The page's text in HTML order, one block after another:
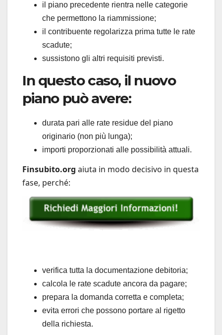
il piano precedente rientra nelle categorie
che permettono la riammissione;
il contribuente regolarizza prima tutte le rate
scadute;
sussistono gli altri requisiti previsti.
In questo caso, il nuovo
piano può avere:
durata pari alle rate residue del piano
originario (non più lunga);
importi proporzionati alle possibilità attuali.
Finsubito.org aiuta in modo decisivo in questa
fase, perché:
verifica tutta la documentazione debitoria;
calcola le rate scadute ancora da pagare;
prepara la domanda corretta e completa;
evita errori che possono portare al rigetto
della richiesta.